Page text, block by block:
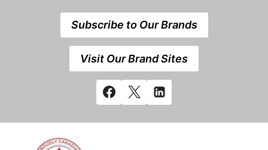
Subscribe to Our Brands
Visit Our Brand Sites